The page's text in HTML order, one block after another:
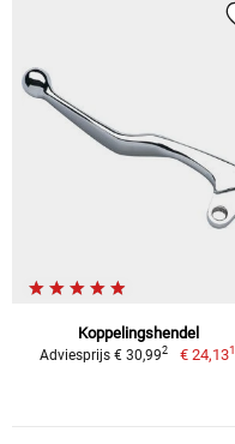
Koppelingshendel
Adviesprijs € 30,992 € 24,131